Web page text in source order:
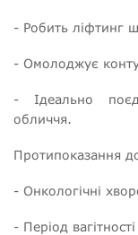
- Робить ліфтинг
- Омолоджує
- Ідеально
обличчя.
Протипоказання
- Онкологічні
- Період вагітності